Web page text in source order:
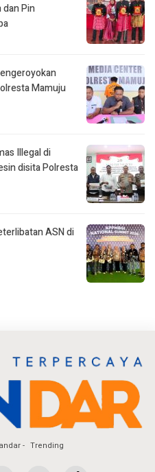
dan Pin
Mamuju
Illegal di
disita Polresta
ASN di
Trending